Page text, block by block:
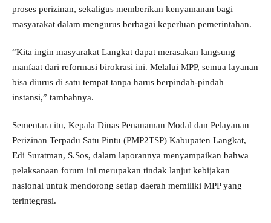
proses perizinan, sekaligus memberikan kenyamanan bagi
masyarakat dalam mengurus berbagai keperluan pemerintahan.
“Kita ingin masyarakat Langkat dapat merasakan langsung
manfaat dari reformasi birokrasi ini. Melalui MPP, semua layanan
bisa diurus di satu tempat tanpa harus berpindah-pindah
instansi,” tambahnya.
Sementara itu, Kepala Dinas Penanaman Modal dan Pelayanan
Perizinan Terpadu Satu Pintu (PMP2TSP) Kabupaten Langkat,
Edi Suratman, S.Sos, dalam laporannya menyampaikan bahwa
pelaksanaan forum ini merupakan tindak lanjut kebijakan
nasional untuk mendorong setiap daerah memiliki MPP yang
terintegrasi.